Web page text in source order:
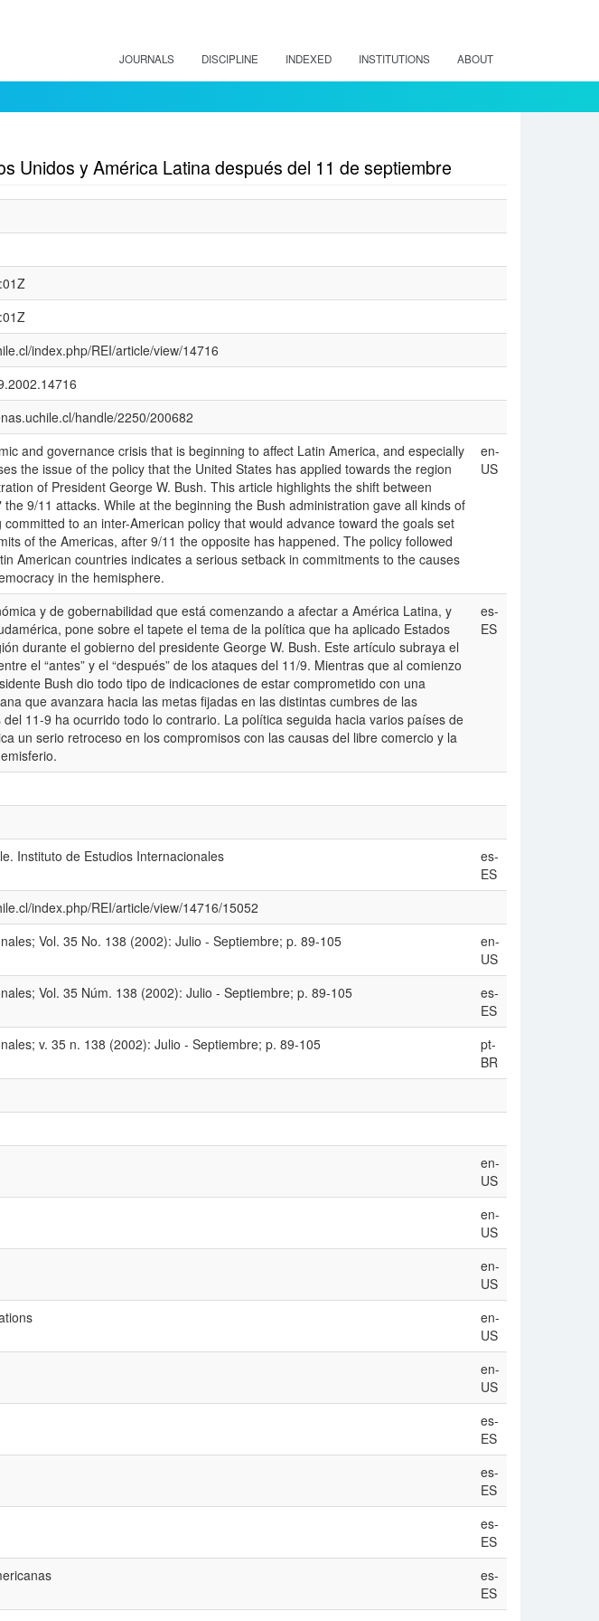
JOURNALS DISCIPLINE INDEXED INSTITUTIONS ABOUT
Unidos y América Latina después del 11 de septiembre
index.php/REI/article/view/14716
handle/2250/200682
and governance crisis that is beginning to affect Latin America, and especially
the issue of the policy that the United States has applied towards the region
of President George W. Bush. This article highlights the shift between
9/11 attacks. While at the beginning the Bush administration gave all kinds of
to an inter-American policy that would advance toward the goals set
of the Americas, after 9/11 the opposite has happened. The policy followed
American countries indicates a serious setback in commitments to the causes
in the hemisphere.
en-
US
y de gobernabilidad que está comenzando a afectar a América Latina, y
pone sobre el tapete el tema de la política que ha aplicado Estados
durante el gobierno del presidente George W. Bush. Este artículo subraya el
el “antes” y el “después” de los ataques del 11/9. Mientras que al comienzo
Bush dio todo tipo de indicaciones de estar comprometido con una
que avanzara hacia las metas fijadas en las distintas cumbres de las
11-9 ha ocurrido todo lo contrario. La política seguida hacia varios países de
un serio retroceso en los compromisos con las causas del libre comercio y la
es-
ES
Instituto de Estudios Internacionales
es-
ES
index.php/REI/article/view/14716/15052
Vol. 35 No. 138 (2002): Julio - Septiembre; p. 89-105
en-
US
Vol. 35 Núm. 138 (2002): Julio - Septiembre; p. 89-105
es-
ES
v. 35 n. 138 (2002): Julio - Septiembre; p. 89-105
pt-
BR
en-
US
en-
US
en-
US
en-
US
en-
US
es-
ES
es-
ES
es-
ES
es-
ES